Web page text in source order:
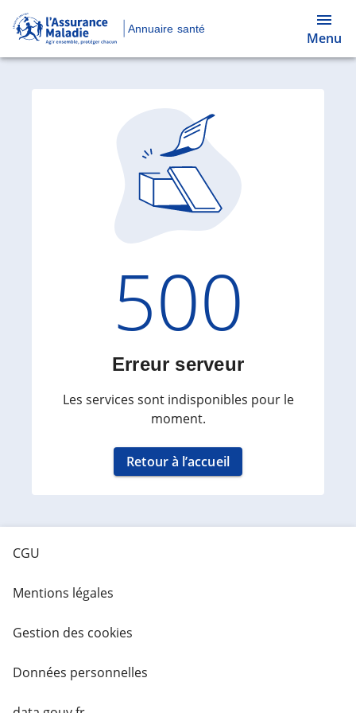
Annuaire santé
Menu
Code
500
Erreur serveur
Les services sont indisponibles pour le
moment.
Retour à l’accueil
CGU
Mentions légales
Gestion des cookies
Données personnelles